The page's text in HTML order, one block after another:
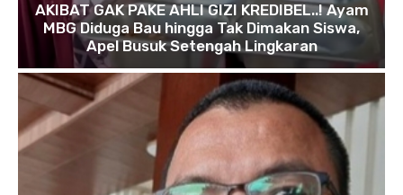
AKIBAT GAK PAKE AHLI GIZI KREDIBEL..! Ayam
MBG Diduga Bau hingga Tak Dimakan Siswa,
Apel Busuk Setengah Lingkaran